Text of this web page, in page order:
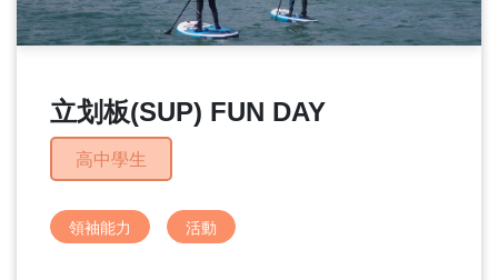
於
我
立划板(SUP) FUN DAY
高中學生
領袖能力 活動